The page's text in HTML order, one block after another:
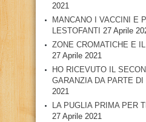
2021
MANCANO I VACCINI E
LESTOFANTI 27 Aprile
ZONE CROMATICHE E
27 Aprile 2021
HO RICEVUTO IL
GARANZIA DA PARTE
2021
LA PUGLIA PRIMA PER
27 Aprile 2021